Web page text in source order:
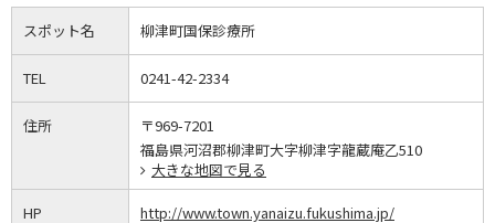
スポット名 柳津町国保診療所
TEL 0241-42-2334
住所
〒969-7201
福島県河沼郡柳津町大字柳津字龍蔵庵乙510
大きな地図で見る
HP http://www.town.yanaizu.fukushima.jp/